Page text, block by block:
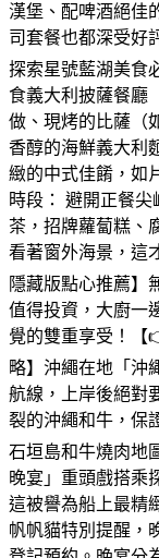
漢堡、配啤酒絕佳
司套餐也都深受好
探索星號藍湖美食
食義大利披薩餐廳
做、現烤的比薩（
香醇的海鮮義大利
緻的中式佳餚，如
時段： 避開正餐
茶，招牌蘿蔔糕、
看著窗外海景，這
隱藏版點心推薦】
值得投資，大廚一
覺的雙重享受！【
略】沖繩在地「沖
航線，上岸後絕對
裂的沖繩和牛，保
石垣島和牛燒肉地
晚宴」重頭戲搭乘
這被譽為船上最精
帆帆貓特別提醒，